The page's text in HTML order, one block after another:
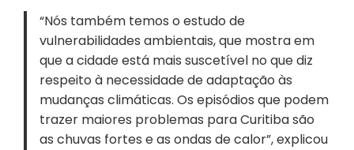
“Nós também temos o estudo de
vulnerabilidades ambientais, que mostra em
que a cidade está mais suscetível no que diz
respeito à necessidade de adaptação às
mudanças climáticas. Os episódios que podem
trazer maiores problemas para Curitiba são
as chuvas fortes e as ondas de calor”, explicou